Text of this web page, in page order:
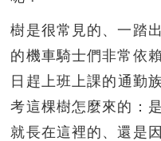
樹是很常見的、一踏
的機車騎士們非常依
日趕上班上課的通勤
考這棵樹怎麼來的：
就長在這裡的、還是